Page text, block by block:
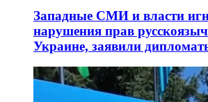
Западные СМИ и власти
нарушения прав
Украине, заявили